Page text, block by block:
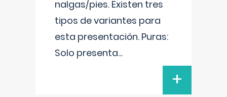
nalgas/pies. Existen tres
tipos de variantes para
esta presentación. Puras:
Solo presenta...
+